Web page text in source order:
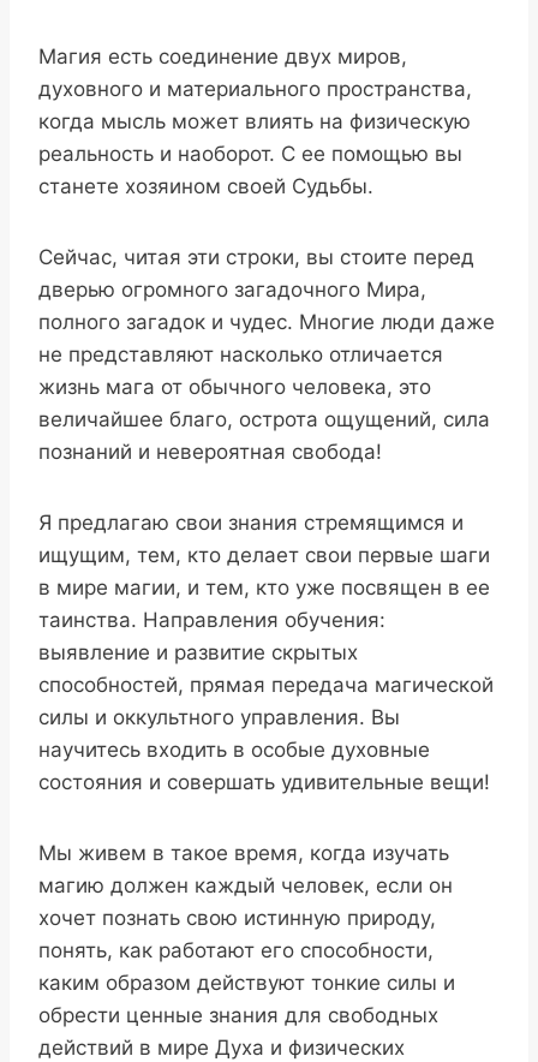
Магия есть соединение двух миров,
духовного и материального пространства,
когда мысль может влиять на физическую
реальность и наоборот. С ее помощью вы
станете хозяином своей Судьбы.
Сейчас, читая эти строки, вы стоите перед
дверью огромного загадочного Мира,
полного загадок и чудес. Многие люди даже
не представляют насколько отличается
жизнь мага от обычного человека, это
величайшее благо, острота ощущений, сила
познаний и невероятная свобода!
Я предлагаю свои знания стремящимся и
ищущим, тем, кто делает свои первые шаги
в мире магии, и тем, кто уже посвящен в ее
таинства. Направления обучения:
выявление и развитие скрытых
способностей, прямая передача магической
силы и оккультного управления. Вы
научитесь входить в особые духовные
состояния и совершать удивительные вещи!
Мы живем в такое время, когда изучать
магию должен каждый человек, если он
хочет познать свою истинную природу,
понять, как работают его способности,
каким образом действуют тонкие силы и
обрести ценные знания для свободных
действий в мире Духа и физических